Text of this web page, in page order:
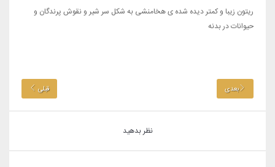
ریتون زیبا و کمتر دیده شده ی هخامنشی به شکل سر شیر و نقوش پرندگان و
حیوانات در بدنه
بعدی قبلی
نظر بدهید